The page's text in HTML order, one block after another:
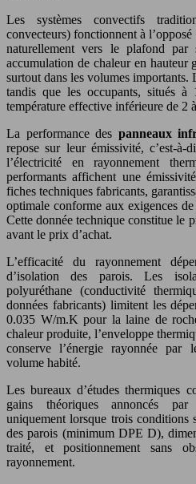
Les systèmes convectifs
convecteurs) fonctionnent à
naturellement vers le plafond par
accumulation de chaleur en hauteur
surtout dans les volumes importants.
tandis que les occupants, situés
température effective inférieure de 2
La performance des panneaux
repose sur leur émissivité, c’est-à-
l’électricité en rayonnement
performants affichent une
fiches techniques fabricants,
optimale conforme aux exigences
Cette donnée technique constitue le
avant le prix d’achat.
L’efficacité du rayonnement
d’isolation des parois. Les
polyuréthane (conductivité
données fabricants) limitent les
0.035 W/m.K pour la laine de
chaleur produite, l’enveloppe
conserve l’énergie rayonnée par
volume habité.
Les bureaux d’études thermiques
gains théoriques annoncés par
uniquement lorsque trois conditions
des parois (minimum DPE D),
traité, et positionnement sans
rayonnement.